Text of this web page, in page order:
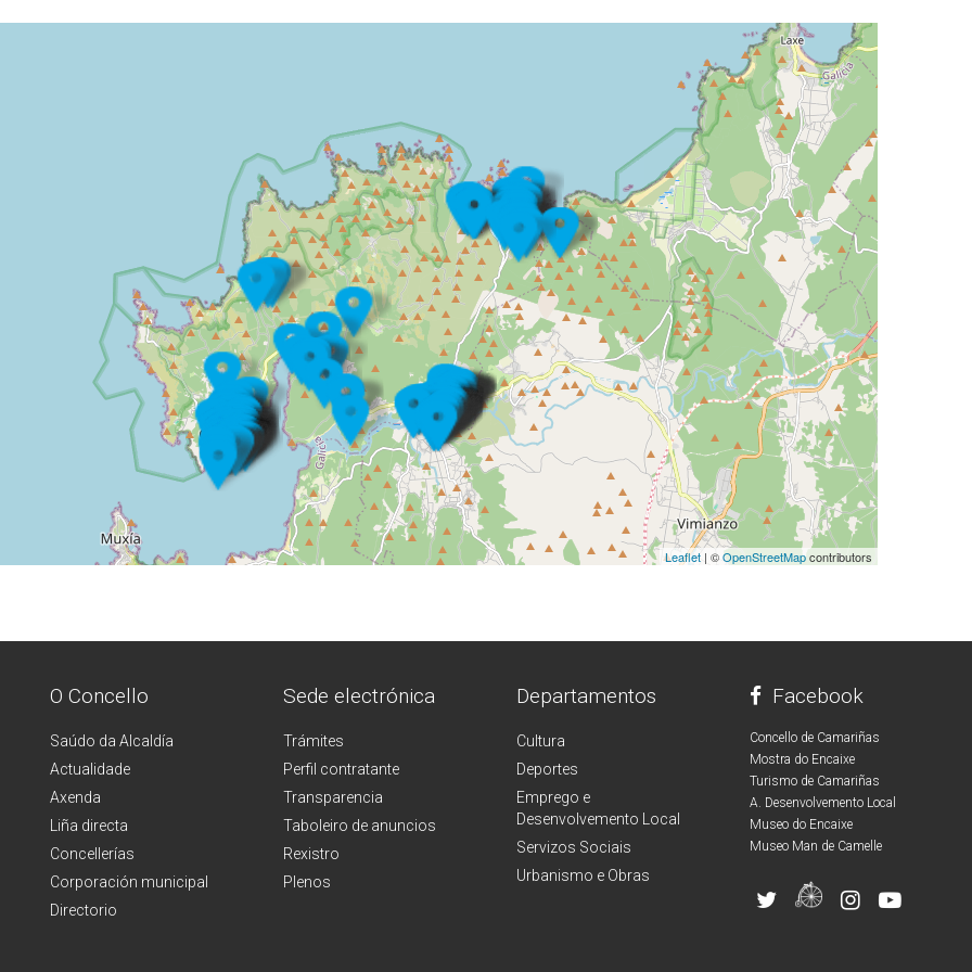
Leaflet | ©OpenStreetMapcontributors
O Concello
Saúdo da Alcaldía
Actualidade
Axenda
Liña directa
Concellerías
Corporación municipal
Directorio
Sede electrónica
Trámites
Perfil contratante
Transparencia
Taboleiro de anuncios
Rexistro
Plenos
Departamentos
Cultura
Deportes
Emprego e
Desenvolvemento Local
Servizos Sociais
Urbanismo e Obras
Facebook
Concello de Camariñas
Mostra do Encaixe
Turismo de Camariñas
A. Desenvolvemento Local
Museo do Encaixe
Museo Man de Camelle